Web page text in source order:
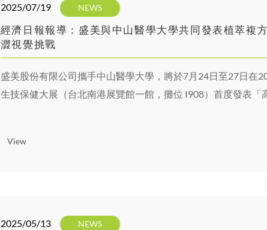
2025/07/19 NEWS
經濟日報報導：盛美與中山醫學大學共同發表植萃複
澀視覺挑戰
盛美股份有限公司攜手中山醫學大學，將於7月24日至27日在
生技保健大展（台北南港展覽館一館，攤位 I908）首度發表「
View
2025/05/13 NEWS